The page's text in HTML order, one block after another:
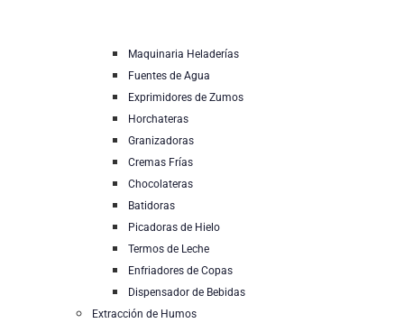
Maquinaria Heladerías
Fuentes de Agua
Exprimidores de Zumos
Horchateras
Granizadoras
Cremas Frías
Chocolateras
Batidoras
Picadoras de Hielo
Termos de Leche
Enfriadores de Copas
Dispensador de Bebidas
Extracción de Humos